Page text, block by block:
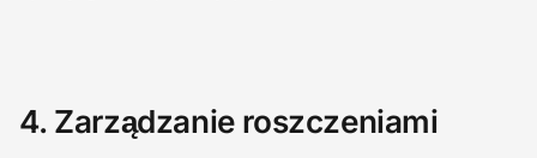
4. Zarządzanie roszczeniami